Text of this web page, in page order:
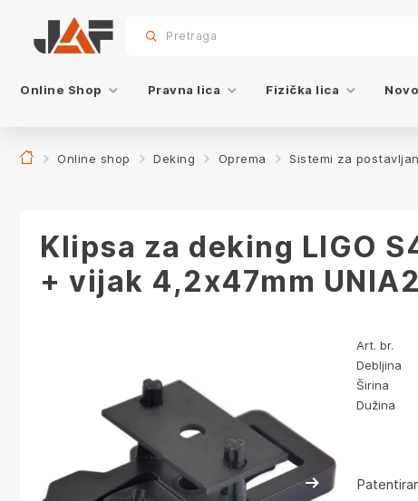
sr.skip-to.main-content
sr.skip-to.table-of-contents
sr.skip-to.main-navigation
Pretraga
Online Shop Pravna lica Fizička lica
Online shop Deking Oprema Sistemi za
Klipsa za deking LIGO
+ vijak 4,2x47mm
Art. br.
Debljina
Širina
Dužina